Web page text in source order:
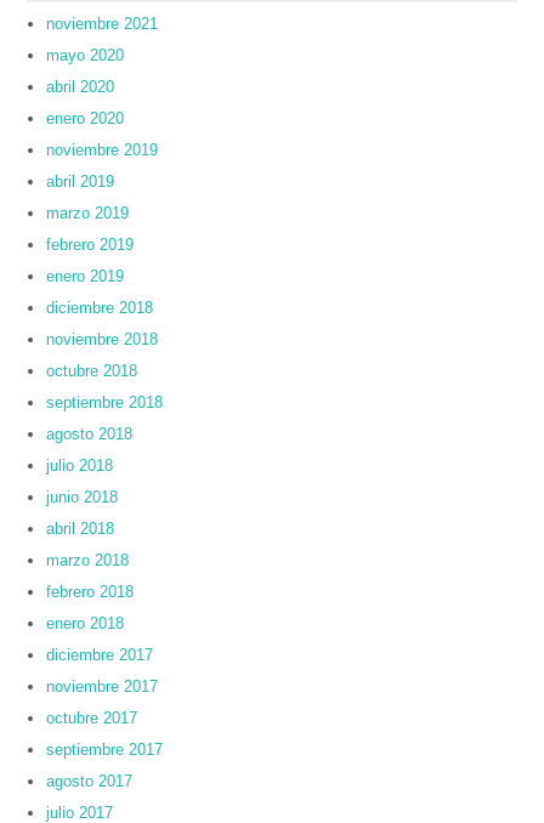
noviembre 2021
mayo 2020
abril 2020
enero 2020
noviembre 2019
abril 2019
marzo 2019
febrero 2019
enero 2019
diciembre 2018
noviembre 2018
octubre 2018
septiembre 2018
agosto 2018
julio 2018
junio 2018
abril 2018
marzo 2018
febrero 2018
enero 2018
diciembre 2017
noviembre 2017
octubre 2017
septiembre 2017
agosto 2017
julio 2017